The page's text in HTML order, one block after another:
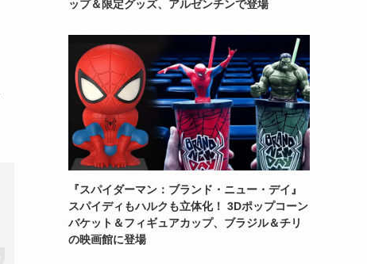
ップ＆限定グッズ、アルゼンチンで登場
『スパイダーマン：ブランド・ニュー・デイ』
スパイディもハルクも立体化！ 3Dポップコーン
バケット＆フィギュアカップ、ブラジル＆チリ
の映画館に登場